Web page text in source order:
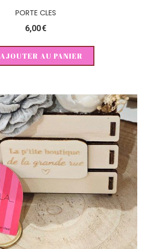
PORTE CLES
6,00€
AJOUTER AU PANIER